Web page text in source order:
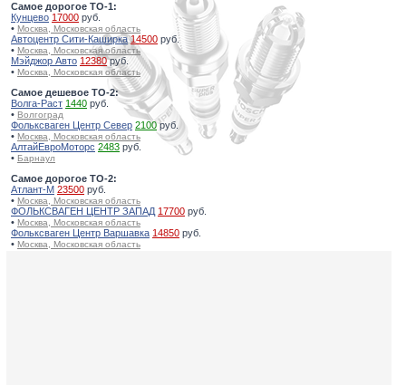
Самое дорогое ТО-1:
Кунцево 17000 руб.
• Москва, Московская область
Автоцентр Сити-Каширка 14500 руб.
• Москва, Московская область
Мэйджор Авто 12380руб.
• Москва, Московская область
Самое дешевое ТО-2:
Волга-Раст 1440 руб.
• Волгоград
Фольксваген Центр Север 2100руб.
• Москва, Московская область
АлтайЕвроМоторс 2483 руб.
• Барнаул
Самое дорогое ТО-2:
Атлант-М 23500 руб.
• Москва, Московская область
ФОЛЬКСВАГЕН ЦЕНТР ЗАПАД 17700 руб.
• Москва, Московская область
Фольксваген Центр Варшавка 14850 руб.
• Москва, Московская область